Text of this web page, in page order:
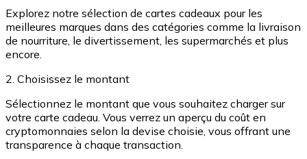
Achetez des cartes-cadeaux de vos marques
Aller à la boutique de cartes-cadeaux
Explorez notre sélection de cartes cadeaux pour les
meilleures marques dans des catégories comme la livraison
de nourriture, le divertissement, les supermarchés et plus
encore.
2. Choisissez le montant
Sélectionnez le montant que vous souhaitez charger sur
votre carte cadeau. Vous verrez un aperçu du coût en
cryptomonnaies selon la devise choisie, vous offrant une
transparence à chaque transaction.